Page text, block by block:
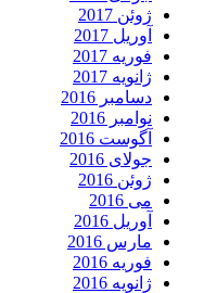
ژوئن 2017
آوریل 2017
فوریه 2017
ژانویه 2017
دسامبر 2016
نوامبر 2016
آگوست 2016
جولای 2016
ژوئن 2016
می 2016
آوریل 2016
مارس 2016
فوریه 2016
ژانویه 2016